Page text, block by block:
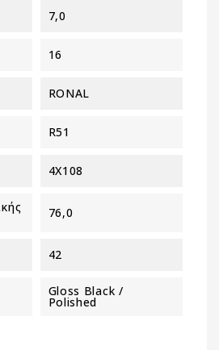
7,0
16
RONAL
R51
4X108
76,0
42
Gloss Black /
Polished